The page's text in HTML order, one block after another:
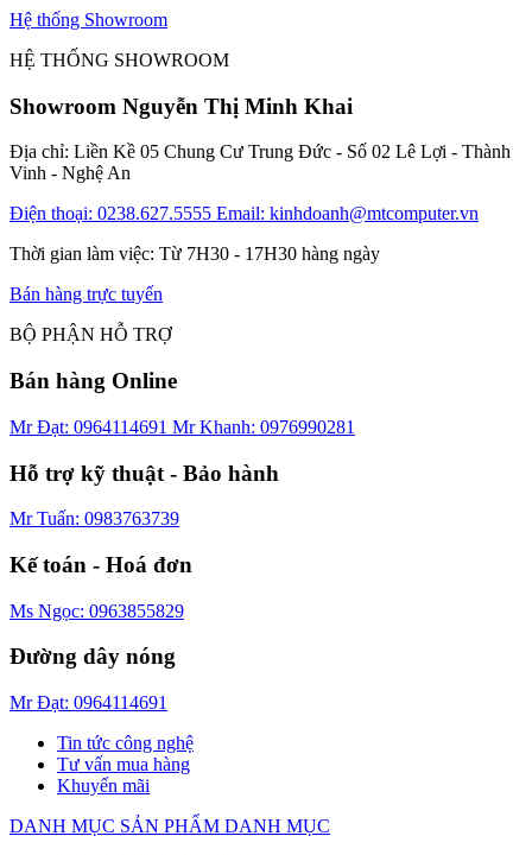
Hệ thống Showroom
HỆ THỐNG SHOWROOM
Showroom Nguyễn Thị Minh Khai
Địa chỉ: Liền Kề 05 Chung Cư Trung Đức - Số 02 Lê Lợi - Thành
Vinh - Nghệ An
Điện thoại: 0238.627.5555 Email: kinhdoanh@mtcomputer.vn
Thời gian làm việc: Từ 7H30 - 17H30 hàng ngày
Bán hàng trực tuyến
BỘ PHẬN HỖ TRỢ
Bán hàng Online
Mr Đạt: 0964114691 Mr Khanh: 0976990281
Hỗ trợ kỹ thuật - Bảo hành
Mr Tuấn: 0983763739
Kế toán - Hoá đơn
Ms Ngọc: 0963855829
Đường dây nóng
Mr Đạt: 0964114691
Tin tức công nghệ
Tư vấn mua hàng
Khuyến mãi
DANH MỤC SẢN PHẨM DANH MỤC